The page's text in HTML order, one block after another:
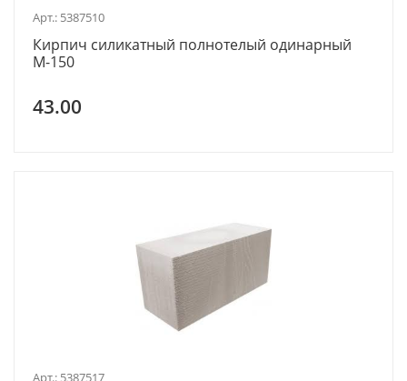
Арт.: 5387510
Кирпич силикатный полнотелый одинарный
М-150
43.00
Арт.: 5387517